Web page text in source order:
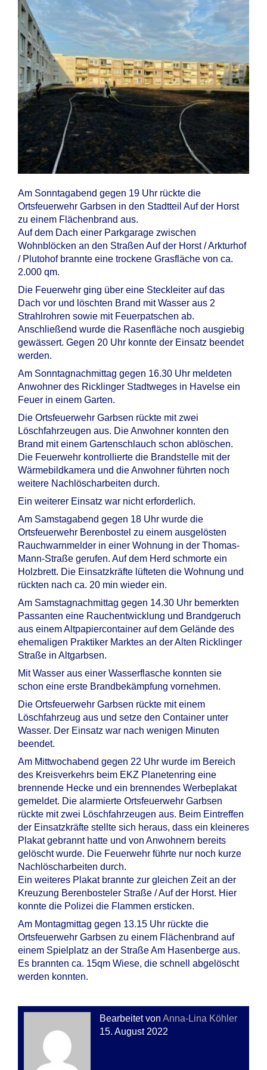
Am Sonntagabend gegen 19 Uhr rückte die
Ortsfeuerwehr Garbsen in den Stadtteil Auf der Horst
zu einem Flächenbrand aus.
Auf dem Dach einer Parkgarage zwischen
Wohnblöcken an den Straßen Auf der Horst / Arkturhof
/ Plutohof brannte eine trockene Grasfläche von ca.
2.000 qm.
Die Feuerwehr ging über eine Steckleiter auf das
Dach vor und löschten Brand mit Wasser aus 2
Strahlrohren sowie mit Feuerpatschen ab.
Anschließend wurde die Rasenfläche noch ausgiebig
gewässert. Gegen 20 Uhr konnte der Einsatz beendet
werden.
Am Sonntagnachmittag gegen 16.30 Uhr meldeten
Anwohner des Ricklinger Stadtweges in Havelse ein
Feuer in einem Garten.
Die Ortsfeuerwehr Garbsen rückte mit zwei
Löschfahrzeugen aus. Die Anwohner konnten den
Brand mit einem Gartenschlauch schon ablöschen.
Die Feuerwehr kontrollierte die Brandstelle mit der
Wärmebildkamera und die Anwohner führten noch
weitere Nachlöscharbeiten durch.
Ein weiterer Einsatz war nicht erforderlich.
Am Samstagabend gegen 18 Uhr wurde die
Ortsfeuerwehr Berenbostel zu einem ausgelösten
Rauchwarnmelder in einer Wohnung in der Thomas-
Mann-Straße gerufen. Auf dem Herd schmorte ein
Holzbrett. Die Einsatzkräfte lüfteten die Wohnung und
rückten nach ca. 20 min wieder ein.
Am Samstagnachmittag gegen 14.30 Uhr bemerkten
Passanten eine Rauchentwicklung und Brandgeruch
aus einem Altpapiercontainer auf dem Gelände des
ehemaligen Praktiker Marktes an der Alten Ricklinger
Straße in Altgarbsen.
Mit Wasser aus einer Wasserflasche konnten sie
schon eine erste Brandbekämpfung vornehmen.
Die Ortsfeuerwehr Garbsen rückte mit einem
Löschfahrzeug aus und setze den Container unter
Wasser. Der Einsatz war nach wenigen Minuten
beendet.
Am Mittwochabend gegen 22 Uhr wurde im Bereich
des Kreisverkehrs beim EKZ Planetenring eine
brennende Hecke und ein brennendes Werbeplakat
gemeldet. Die alarmierte Ortsfeuerwehr Garbsen
rückte mit zwei Löschfahrzeugen aus. Beim Eintreffen
der Einsatzkräfte stellte sich heraus, dass ein kleineres
Plakat gebrannt hatte und von Anwohnern bereits
gelöscht wurde. Die Feuerwehr führte nur noch kurze
Nachlöscharbeiten durch.
Ein weiteres Plakat brannte zur gleichen Zeit an der
Kreuzung Berenbosteler Straße / Auf der Horst. Hier
konnte die Polizei die Flammen ersticken.
Am Montagmittag gegen 13.15 Uhr rückte die
Ortsfeuerwehr Garbsen zu einem Flächenbrand auf
einem Spielplatz an der Straße Am Hasenberge aus.
Es brannten ca. 15qm Wiese, die schnell abgelöscht
werden konnten.
Bearbeitet von Anna-Lina Köhler
15. August 2022